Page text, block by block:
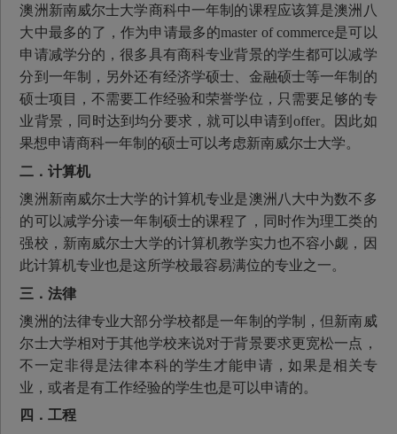
澳洲新南威尔士大学商科中一年制的课程应该算是澳洲八
大中最多的了，作为申请最多的master of commerce是可以
申请减学分的，很多具有商科专业背景的学生都可以减学
分到一年制，另外还有经济学硕士、金融硕士等一年制的
硕士项目，不需要工作经验和荣誉学位，只需要足够的专
业背景，同时达到均分要求，就可以申请到offer。因此如
果想申请商科一年制的硕士可以考虑新南威尔士大学。
二．计算机
澳洲新南威尔士大学的计算机专业是澳洲八大中为数不多
的可以减学分读一年制硕士的课程了，同时作为理工类的
强校，新南威尔士大学的计算机教学实力也不容小觑，因
此计算机专业也是这所学校最容易满位的专业之一。
三．法律
澳洲的法律专业大部分学校都是一年制的学制，但新南威
尔士大学相对于其他学校来说对于背景要求更宽松一点，
不一定非得是法律本科的学生才能申请，如果是相关专
业，或者是有工作经验的学生也是可以申请的。
四．工程